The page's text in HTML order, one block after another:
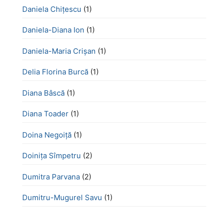
Daniela Chiţescu (1)
Daniela-Diana Ion (1)
Daniela-Maria Crișan (1)
Delia Florina Burcă (1)
Diana Bâscă (1)
Diana Toader (1)
Doina Negoiță (1)
Doinița Sîmpetru (2)
Dumitra Parvana (2)
Dumitru-Mugurel Savu (1)